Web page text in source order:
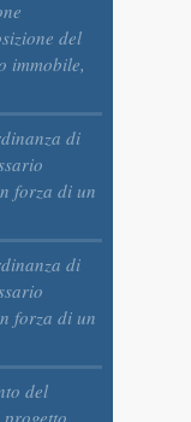
del
immobile,
di
forza di un
di
forza di un
del